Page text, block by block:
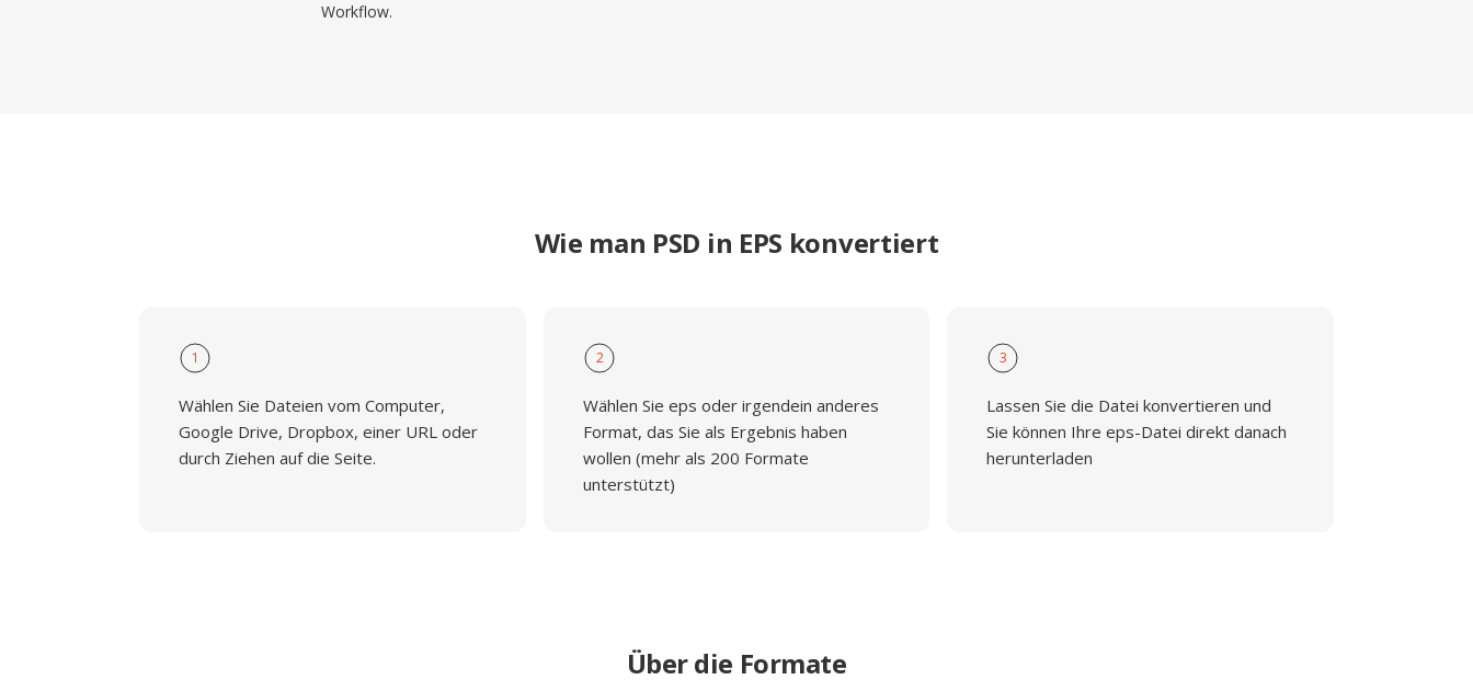
Workflow.
Wie man PSD in EPS konvertiert
1
Wählen Sie Dateien vom Computer,
Google Drive, Dropbox, einer URL oder
durch Ziehen auf die Seite.
2
Wählen Sie eps oder irgendein anderes
Format, das Sie als Ergebnis haben
wollen (mehr als 200 Formate
unterstützt)
3
Lassen Sie die Datei konvertieren und
Sie können Ihre eps-Datei direkt danach
herunterladen
Über die Formate